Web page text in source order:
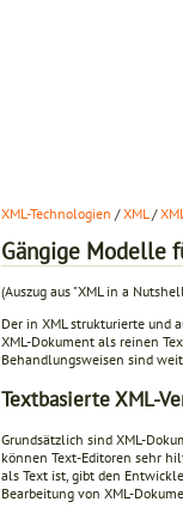
XML-Technologien /XML/
Gängige Modelle
(Auszug aus "XML in a
Der in XML strukturierte und
XML-Dokument als reinen
Behandlungsweisen sind
Textbasierte XML-
Grundsätzlich sind XML-
können Text-Editoren sehr
als Text ist, gibt den
Bearbeitung von XML-